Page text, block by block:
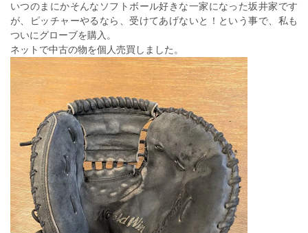
いつのまにかそんなソフトボール好きな一家になった坂井家です
が、ピッチャーやるなら、受けてあげないと！という事で、私も
ついにグローブを購入。
ネットで中古の物を個人売買しました。